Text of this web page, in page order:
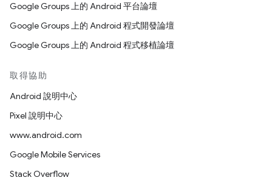
Google Groups 上的 Android 平台論壇
Google Groups 上的 Android 程式開發論壇
Google Groups 上的 Android 程式移植論壇
取得協助
Android 說明中心
Pixel 說明中心
www.android.com
Google Mobile Services
Stack Overflow